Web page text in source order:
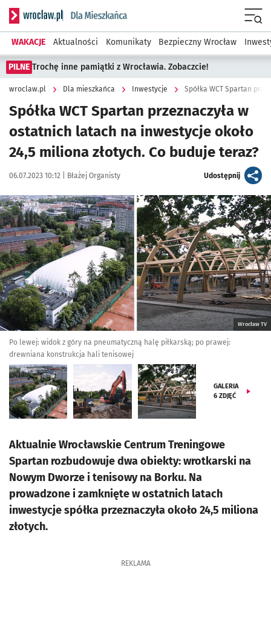
Serwis informacyjny wroclaw.pl podserwis: Dla mieszkańca
WAKACJE Aktualności Komunikaty Bezpieczny Wrocław
PILNE Trochę inne pamiątki z Wrocławia. Zobaczcie!
wroclaw.pl Dla mieszkańca Inwestycje
Spółka WCT Spartan przeznaczyła w
ostatnich latach na inwestycje około
24,5 miliona złotych. Co buduje teraz?
Data publikacji:
06.07.2023 10:12 | Autor:
Błażej Organisty Udostępnijartykuł
Kliknij, aby zobaczyć galerię
Wrocław TV
Po lewej: widok z góry na pneumatyczną halę piłkarską; po prawej:
drewniana konstrukcja hali tenisowej
GALERIA
6 ZDJĘĆ
Aktualnie Wrocławskie Centrum Treningowe
Spartan rozbudowuje dwa obiekty: wrotkarski na
Nowym Dworze i tenisowy na Borku. Na
prowadzone i zamknięte w ostatnich latach
inwestycje spółka przeznaczyła około 24,5 miliona
złotych.
REKLAMA